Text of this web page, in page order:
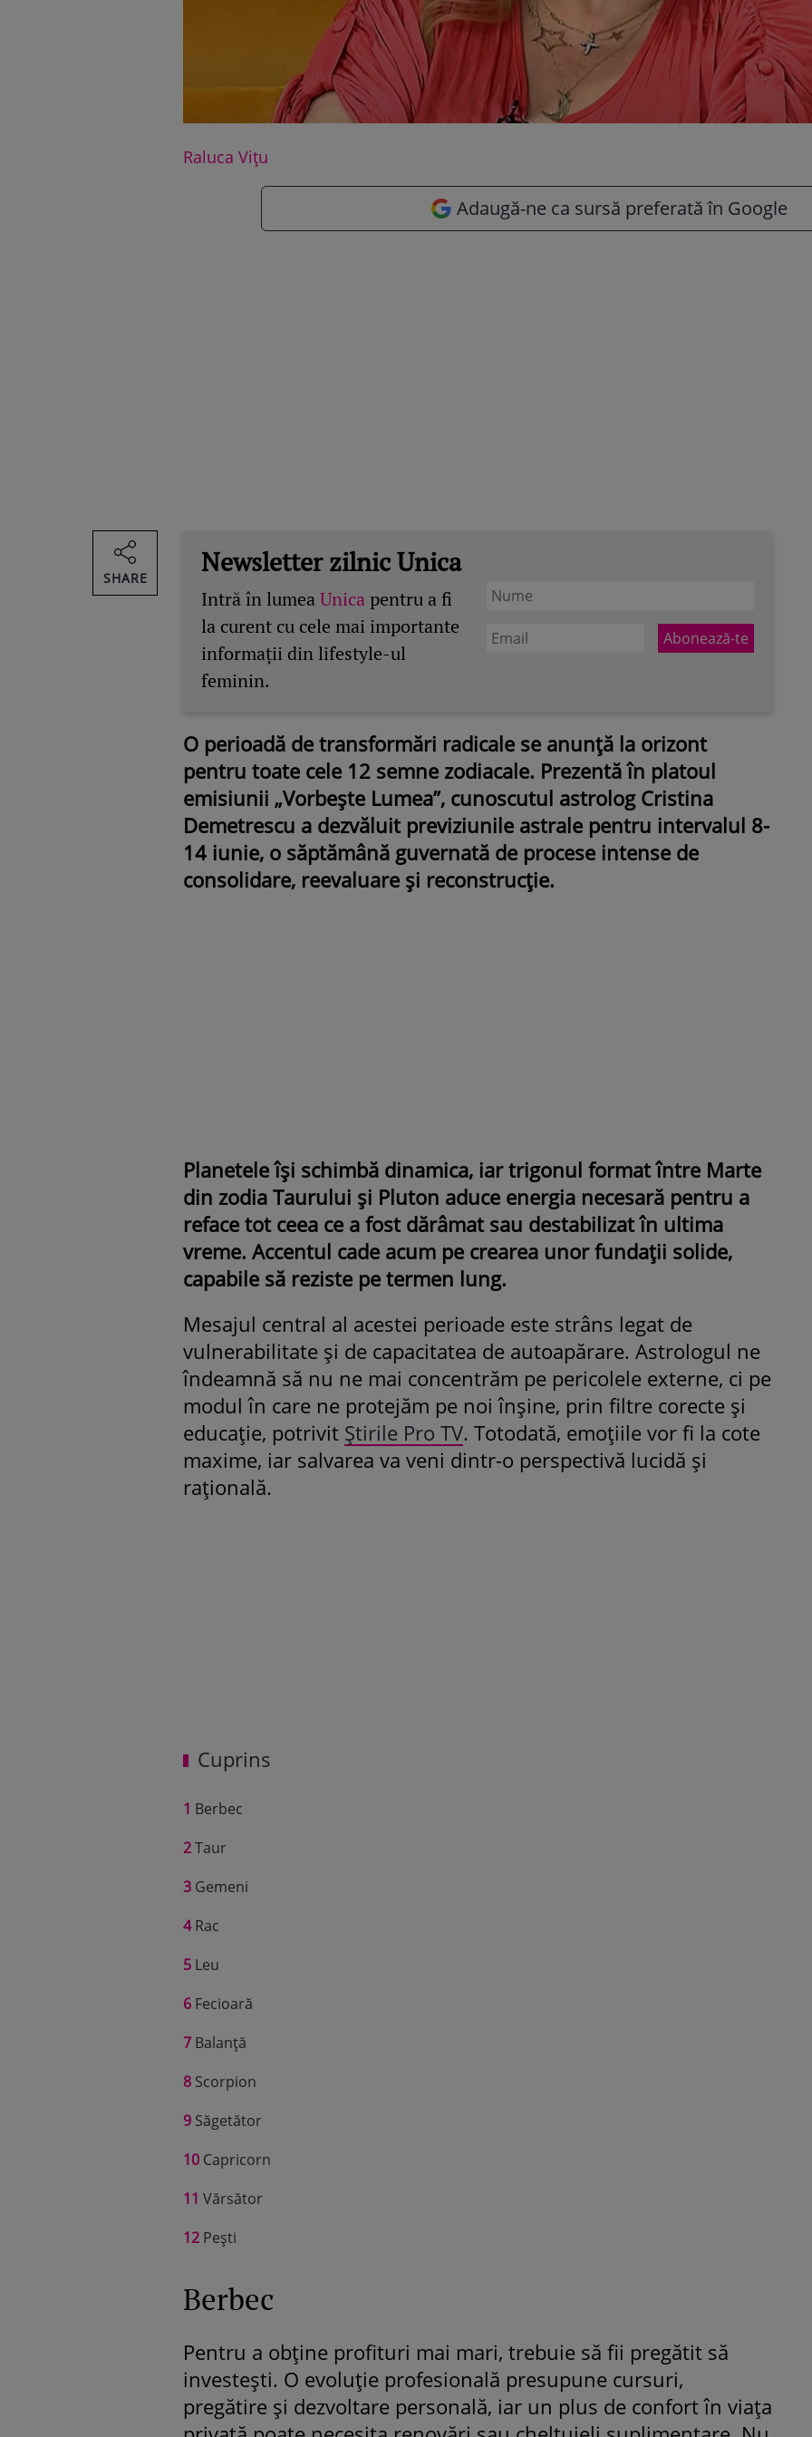
Raluca Vițu
Adaugă-ne ca sursă preferată în Google
Newsletter zilnic Unica
Intră în lumeaUnica pentru a fi
la curent cu cele mai importante
informații din lifestyle-ul
feminin.
O perioadă de transformări radicale se anunță la orizont
pentru toate cele 12 semne zodiacale. Prezentă în platoul
emisiunii „Vorbește Lumea”, cunoscutul astrolog Cristina
Demetrescu a dezvăluit previziunile astrale pentru intervalul 8-
14 iunie, o săptămână guvernată de procese intense de
consolidare, reevaluare și reconstrucție.
Planetele își schimbă dinamica, iar trigonul format între Marte
din zodia Taurului și Pluton aduce energia necesară pentru a
reface tot ceea ce a fost dărâmat sau destabilizat în ultima
vreme. Accentul cade acum pe crearea unor fundații solide,
capabile să reziste pe termen lung.
Mesajul central al acestei perioade este strâns legat de
vulnerabilitate și de capacitatea de autoapărare. Astrologul ne
îndeamnă să nu ne mai concentrăm pe pericolele externe, ci pe
modul în care ne protejăm pe noi înșine, prin filtre corecte și
educație, potrivit Știrile Pro TV. Totodată, emoțiile vor fi la cote
maxime, iar salvarea va veni dintr-o perspectivă lucidă și
rațională.
Cuprins
1 Berbec
2Taur
3 Gemeni
4Rac
5 Leu
6 Fecioară
7 Balanță
8 Scorpion
9 Săgetător
10 Capricorn
11 Vărsător
12 Pești
Berbec
Pentru a obține profituri mai mari, trebuie să fii pregătit să
investești. O evoluție profesională presupune cursuri,
pregătire și dezvoltare personală, iar un plus de confort în viața
SHARE
ROMÂNEŞTI VEDETE